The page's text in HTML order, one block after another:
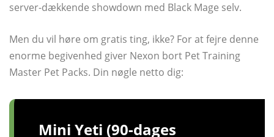
server-dækkende showdown med Black Mage selv.
Men du vil høre om gratis ting, ikke? For at fejre denne
enorme begivenhed giver Nexon bort Pet Training
Master Pet Packs. Din nøgle netto dig:
Mini Yeti (90-dages